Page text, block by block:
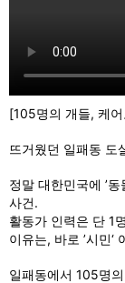
[105명의 개들, 케
뜨거웠던 일패동 도
정말 대한민국에 ’
사건.
활동가 인력은 단 1
이유는, 바로 ’시민‘
일패동에서 105명